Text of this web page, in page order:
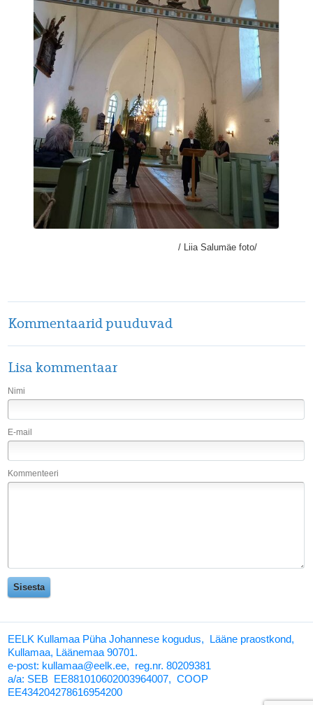
/ Liia Salumäe foto/
Kommentaarid puuduvad
Lisa kommentaar
Nimi
E-mail
Kommenteeri
EELK Kullamaa Püha Johannese kogudus, Lääne praostkond,
Kullamaa, Läänemaa 90701.
e-post: kullamaa@eelk.ee, reg.nr. 80209381
a/a: SEB EE881010602003964007, COOP
EE434204278616954200